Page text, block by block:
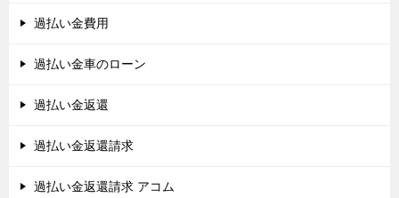
過払い金費用
過払い金車のローン
過払い金返還
過払い金返還請求
過払い金返還請求 アコム